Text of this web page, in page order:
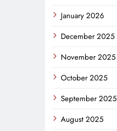
January 2026
December 2025
November 2025
October 2025
September 2025
August 2025